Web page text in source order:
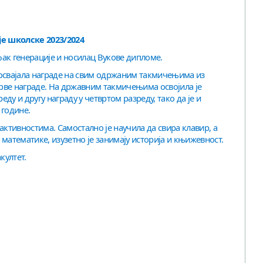
школске 2023/2024
генерације и носилац Вукове дипломе.
награде на свим одржаним такмичењима из
награде. На државним такмичењима освојила је
и другу награду у четвртом разреду, тако да је и
Самостално је научила да свира клавир, а
изузетно је занимају историја и књижевност.